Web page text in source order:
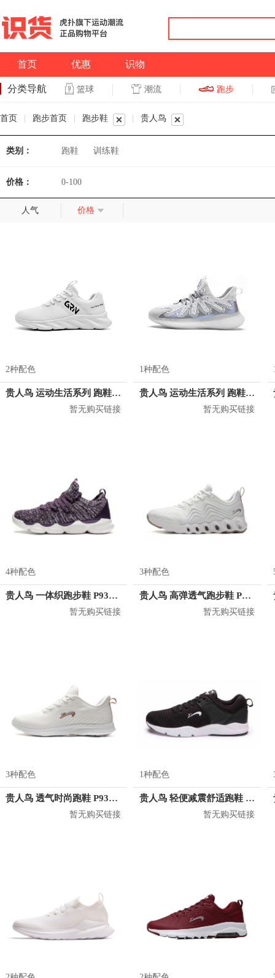
首页 优惠 识物
分类导航 篮球 潮流 跑步
首页 跑步首页 跑步鞋 贵人鸟
类别： 跑鞋 训练鞋
价格： 0-100
人气 价格
2种配色
贵人鸟 运动生活系列 跑鞋 P1B243
暂无购买链接
1种配色
贵人鸟 运动生活系列 跑鞋 FIB789
暂无购买链接
4种配色
贵人鸟 一体织跑步鞋 P93A68
暂无购买链接
3种配色
贵人鸟 高弹透气跑步鞋 P93A58
暂无购买链接
3种配色
贵人鸟 透气时尚跑鞋 P93A02
暂无购买链接
1种配色
贵人鸟 轻便减震舒适跑鞋 F7B843
暂无购买链接